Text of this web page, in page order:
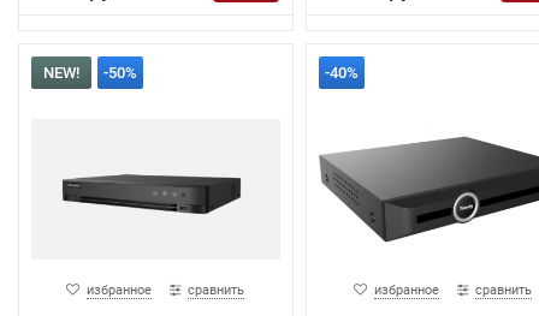
NEW! -50%
избранное сравнить
-40%
избранное сравнить